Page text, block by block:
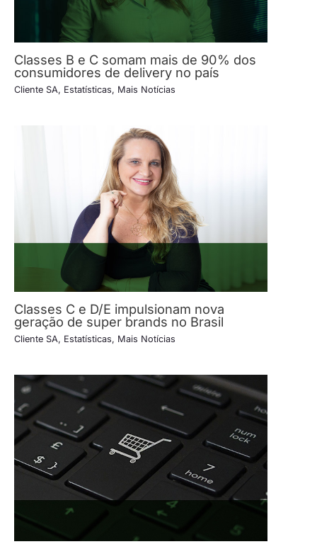
Classes B e C somam mais de 90% dos
consumidores de delivery no país
Cliente SA, Estatísticas, Mais Notícias
Classes C e D/E impulsionam nova
geração de super brands no Brasil
Cliente SA, Estatísticas, Mais Notícias